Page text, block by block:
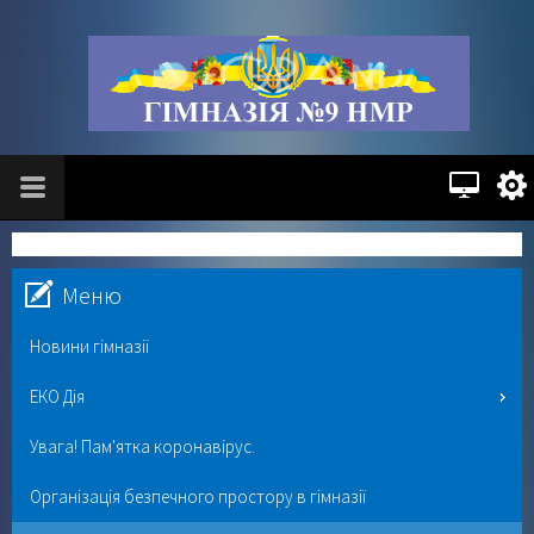
Меню
Новини гімназії
ЕКО Дія
Увага! Пам'ятка коронавірус.
Організація безпечного простору в гімназії